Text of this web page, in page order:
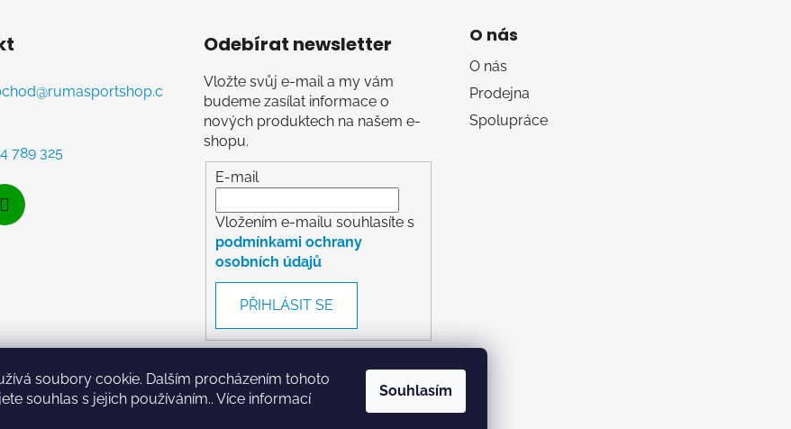
soubory cookie. Dalším procházením tohoto
souhlas s jejich používáním.. Více informací
Souhlasím
@rumasportshop.c
789 325
Odebírat newsletter
Vložte svůj e-mail a my vám
budeme zasílat informace o
nových produktech na našem e-
shopu.
E-mail
Vložením e-mailu souhlasíte s
podmínkami ochrany
osobních údajů
PŘIHLÁSIT SE
O nás
O nás
Prodejna
Spolupráce